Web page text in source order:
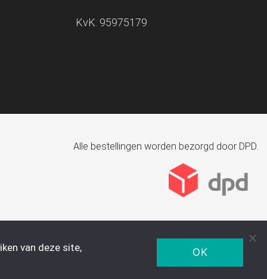
KvK: 95975179
Alle bestellingen worden bezorgd door DPD.
van deze site,
OK